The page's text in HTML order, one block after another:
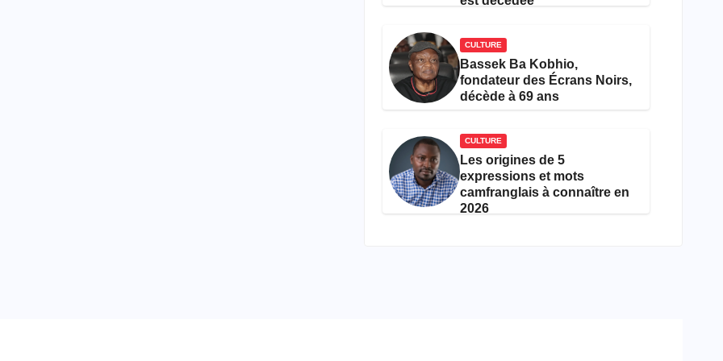
CULTURE
Bassek Ba Kobhio,
fondateur des Écrans Noirs,
décède à 69 ans
CULTURE
Les origines de 5
expressions et mots
camfranglais à connaître en
2026